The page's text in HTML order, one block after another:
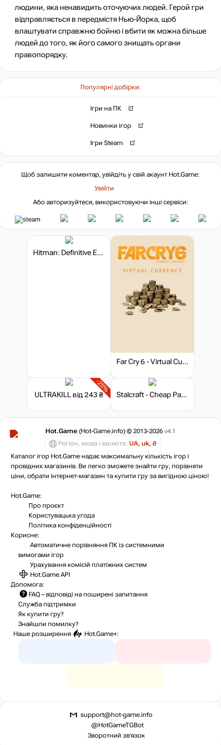
Популярні добірки:
Ігри на ПК
Новинки ігор
Ігри Steam
людини, яка ненавидить оточуючих людей. Герой гри
відправляється в передмістя Нью-Йорка, щоб
влаштувати справжню бойню і вбити як можна більше
людей до того, як його самого знищать органи
правопорядку.
56 ₴
Market
-7% за промокодом:
HOTGAME
63
не в наявності
не в наявності
Щоб залишити коментар, увійдіть у свій акаунт Hot.Game:
Увійти
Або авторизуйтеся, використовуючи інші сервіси:
Hitman: Definitive Edition
Far Cry 6 - Virtual Currency
-25%
ULTRAKILL від 243 ₴ Stalcraft - Cheap Parts (10)
Hot.Game (Hot-Game.info) © 2013-2026 v4.1
Регіон, мова і валюта: UA, uk, ₴
Каталог ігор Hot.Game надає максимальну кількість ігор і
провідних магазинів. Ви легко зможете знайти гру, порівняти
ціни, обрати інтернет-магазин та купити гру за вигідною ціною!
Hot.Game:
Про проєкт
Користувацька угода
Політика конфіденційності
Корисне:
Автоматичне порівняння ПК із системними
вимогами ігор
Урахування комісій платіжних систем
Hot.Game API
Допомога:
FAQ – відповіді на поширені запитання
Служба підтримки
Як купити гру?
Знайшли помилку?
Наше розширення
Hot.Game+:
support@hot-game.info
@HotGameTGBot
Зворотний зв’язок